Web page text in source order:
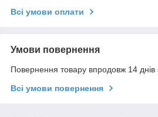
Всі умови оплати
Умови повернення
Повернення товару впродовж 14 днів
Всі умови повернення